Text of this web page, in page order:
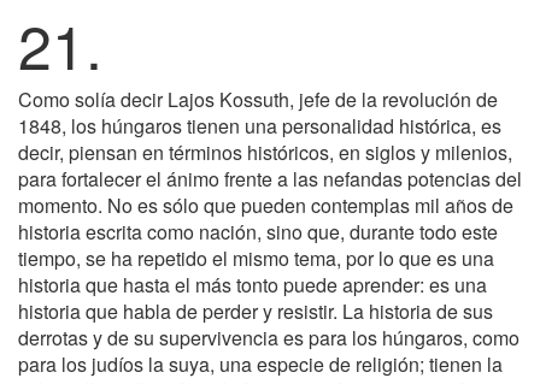
21.
Como solía decir Lajos Kossuth, jefe de la revolución de
1848, los húngaros tienen una personalidad histórica, es
decir, piensan en términos históricos, en siglos y milenios,
para fortalecer el ánimo frente a las nefandas potencias del
momento. No es sólo que pueden contemplas mil años de
historia escrita como nación, sino que, durante todo este
tiempo, se ha repetido el mismo tema, por lo que es una
historia que hasta el más tonto puede aprender: es una
historia que habla de perder y resistir. La historia de sus
derrotas y de su supervivencia es para los húngaros, como
para los judíos la suya, una especie de religión; tienen la